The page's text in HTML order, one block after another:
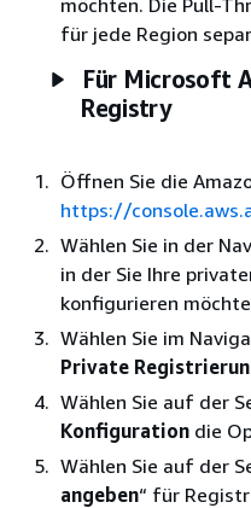
möchten. Die Pull-
für jede Region
Für Microsoft
Registry
Öffnen Sie die
https://
Wählen Sie in der
in der Sie Ihre
konfigurieren
Wählen Sie im
Private
Wählen Sie auf der
Konfiguration die
Wählen Sie auf der
angeben“ für